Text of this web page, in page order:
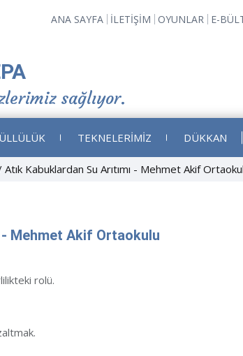
ANA SAYFA İLETİŞİM OYUNLAR E-
sağlıyor.
TEKNELERİMİZ DÜKKAN
Atık Kabuklardan Su Arıtımı - Mehmet Akif
- Mehmet Akif Ortaokulu
rolü.